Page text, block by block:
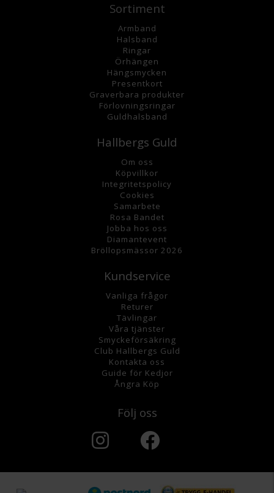
Sortiment
Armband
Halsband
Ringar
Örhängen
Hängsmycken
Presentkort
Graverbara produkter
Förlovningsringar
Guldhalsband
Hallbergs Guld
Om oss
Köpvillkor
Integritetspolicy
Cookies
Samarbete
Rosa Bandet
Jobba hos oss
Diamantevent
Bröllopsmässor 2026
Kundservice
Vanliga frågor
Returer
Tävlingar
Våra tjänster
Smyckeförsäkring
Club Hallbergs Guld
Kontakta oss
Guide för Kedjor
Ångra Köp
Följ oss